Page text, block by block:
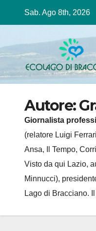
Sab. Ago 8th, 2026
Autore:
Giornalista
(relatore Luigi
Ansa, Il Tempo,
Visto da qui Lazio,
Minnucci),
Lago di Bracciano.